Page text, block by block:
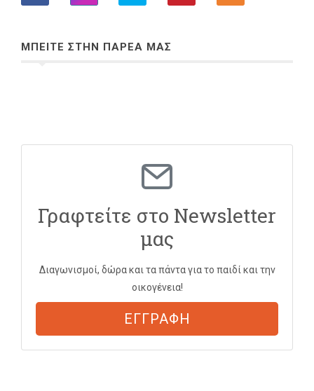
ΜΠΕΙΤΕ ΣΤΗΝ ΠΑΡΕΑ ΜΑΣ
Γραφτείτε στο Newsletter
μας
Διαγωνισμοί, δώρα και τα πάντα για το παιδί και την
οικογένεια!
ΕΓΓΡΑΦΗ